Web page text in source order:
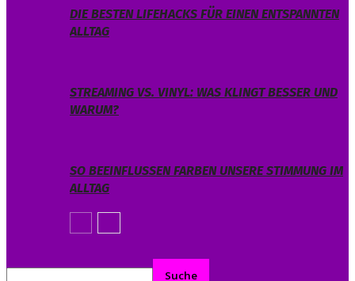
DIE BESTEN LIFEHACKS FÜR EINEN ENTSPANNTEN
ALLTAG
STREAMING VS. VINYL: WAS KLINGT BESSER UND
WARUM?
SO BEEINFLUSSEN FARBEN UNSERE STIMMUNG IM
ALLTAG